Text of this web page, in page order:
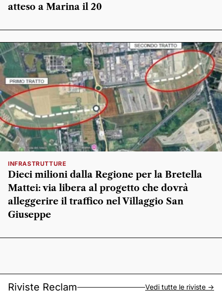
atteso a Marina il 20
INFRASTRUTTURE
Dieci milioni dalla Regione per la Bretella
Mattei: via libera al progetto che dovrà
alleggerire il traffico nel Villaggio San
Giuseppe
Riviste Reclam Vedi tutte le riviste ->